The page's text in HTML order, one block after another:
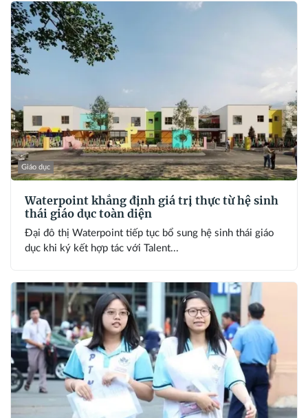
Giáo dục
Waterpoint khẳng định giá trị thực từ hệ sinh
thái giáo dục toàn diện
Đại đô thị Waterpoint tiếp tục bổ sung hệ sinh thái giáo
dục khi ký kết hợp tác với Talent...